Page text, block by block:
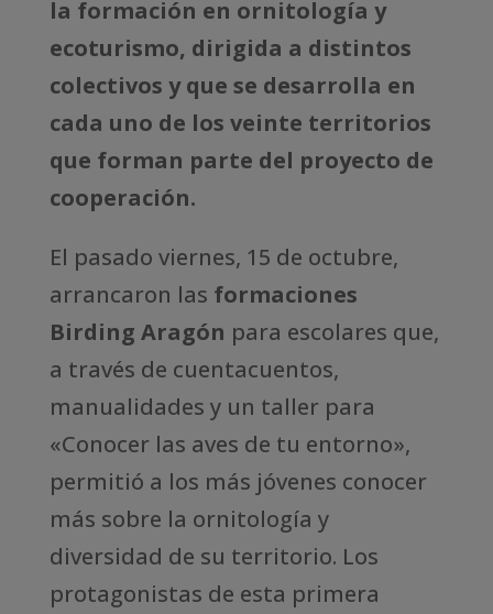
la formación en ornitología y
ecoturismo, dirigida a distintos
colectivos y que se desarrolla en
cada uno de los veinte territorios
que forman parte del proyecto de
cooperación.
El pasado viernes, 15 de octubre,
arrancaron las formaciones
Birding Aragón para escolares que,
a través de cuentacuentos,
manualidades y un taller para
«Conocer las aves de tu entorno»,
permitió a los más jóvenes conocer
más sobre la ornitología y
diversidad de su territorio. Los
protagonistas de esta primera